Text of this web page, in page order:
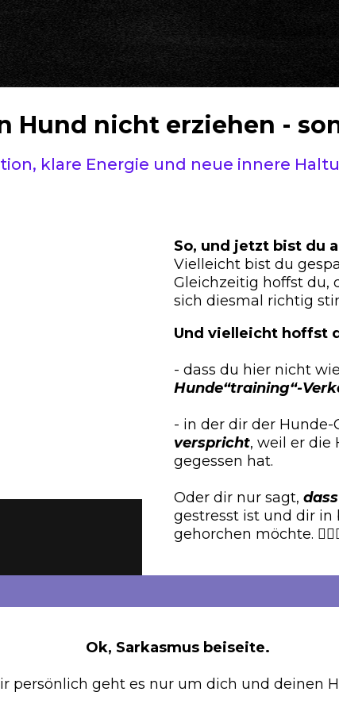
Hund nicht erziehen -
klare Energie und neue innere
So, und jetzt bist du
Vielleicht bist du
Gleichzeitig hoffst du,
sich diesmal richtig
Und vielleicht hoffst
- dass du hier nicht
Hunde“training“-
- in der dir der
verspricht, weil er die
gegessen hat.
Oder dir nur sagt,
gestresst ist und dir
gehorchen möchte.
Ok, Sarkasmus beiseite.
persönlich geht es nur um dich und deinen